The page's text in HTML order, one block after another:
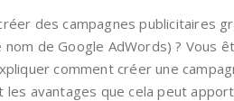
des campagnes publicitaires
nom de Google AdWords) ? Vous
comment créer une
les avantages que cela peut